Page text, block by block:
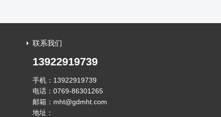
联系我们
13922919739
手机：13922919739
电话：0769-86301265
邮箱：mht@gdmht.com
地址：